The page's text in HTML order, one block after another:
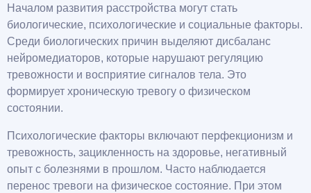
Началом развития расстройства могут стать
биологические, психологические и социальные факторы.
Среди биологических причин выделяют дисбаланс
нейромедиаторов, которые нарушают регуляцию
тревожности и восприятие сигналов тела. Это
формирует хроническую тревогу о физическом
состоянии.
Психологические факторы включают перфекционизм и
тревожность, зацикленность на здоровье, негативный
опыт с болезнями в прошлом. Часто наблюдается
перенос тревоги на физическое состояние. При этом